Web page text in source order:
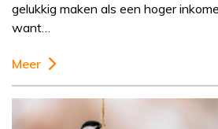
gelukkig maken als een hoger
want…
Meer